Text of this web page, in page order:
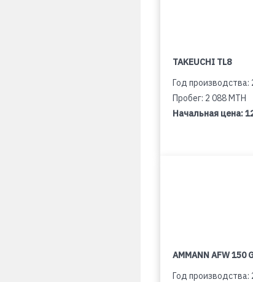
TAKEUCHI TL8
Год производства:
Пробег: 2 088 MTH
Начальная цена:
AMMANN AFW 150
Год производства: